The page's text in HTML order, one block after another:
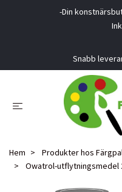
-Din
Snabb
Hem Produkter hos
Owatrol-utflytningsmedel